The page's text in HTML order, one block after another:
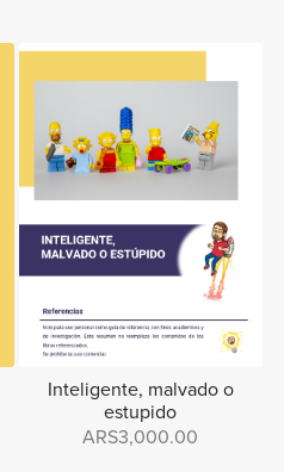
Inteligente, malvado o
estupido
ARS3,000.00